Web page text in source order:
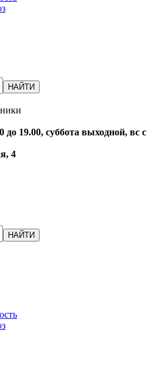
НАЙТИ
19.00, суббота выходной, вс с
4
НАЙТИ